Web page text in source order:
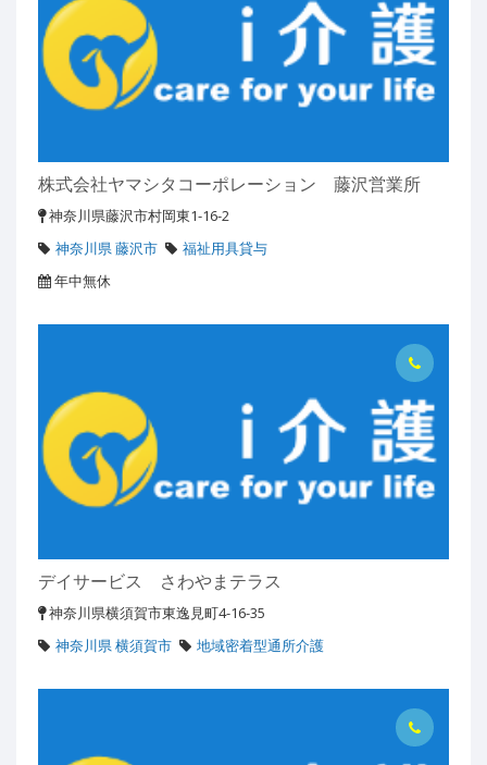
株式会社ヤマシタコーポレーション 藤沢営業所
神奈川県藤沢市村岡東1-16-2
神奈川県 藤沢市
福祉用具貸与
年中無休
デイサービス さわやまテラス
神奈川県横須賀市東逸見町4-16-35
神奈川県 横須賀市
地域密着型通所介護